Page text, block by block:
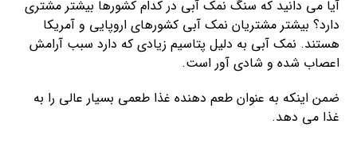
آیا می دانید که سنگ نمک آبی در کدام کشورها بیشتر مشتری
دارد؟ بیشتر مشتریان نمک آبی کشورهای اروپایی و آمریکا
هستند. نمک آبی به دلیل پتاسیم زیادی که دارد سبب آرامش
اعصاب شده و شادی آور است.
ضمن اینکه به عنوان طعم دهنده غذا طعمی بسیار عالی را به
غذا می دهد.